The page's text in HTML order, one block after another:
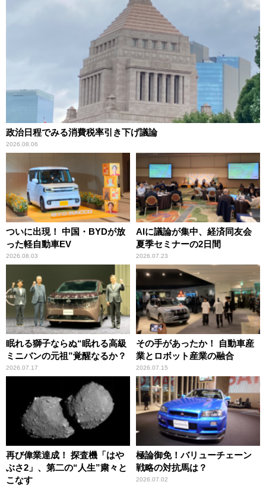
政治日程でみる消費税率引き下げ議論
2026.08.06
ついに出現！ 中国・BYDが放
った軽自動車EV
2026.08.03
AIに議論が集中、経済同友会
夏季セミナーの2日間
2026.07.23
眠れる獅子ならぬ“眠れる高級
ミニバンの元祖”覚醒なるか？
2026.07.17
その手があったか！ 自動車産
業とロボット産業の融合
2026.07.15
再び偉業達成！ 探査機「はや
ぶさ2」、第二の“人生”粛々と
こなす
極論御免！バリューチェーン
戦略の対抗馬は？
2026.07.02